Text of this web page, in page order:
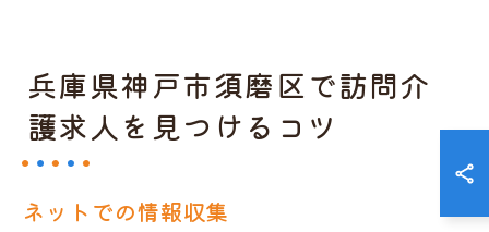
兵庫県神戸市須磨区で訪問介
護求人を見つけるコツ
ネットでの情報収集